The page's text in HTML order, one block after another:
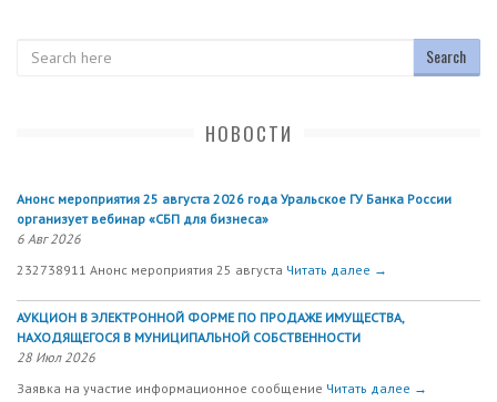
НОВОСТИ
Анонс мероприятия 25 августа 2026 года Уральское ГУ Банка России
организует вебинар «СБП для бизнеса»
6 Авг 2026
232738911 Анонс мероприятия 25 августа Читать далее →
АУКЦИОН В ЭЛЕКТРОННОЙ ФОРМЕ ПО ПРОДАЖЕ ИМУЩЕСТВА,
НАХОДЯЩЕГОСЯ В МУНИЦИПАЛЬНОЙ СОБСТВЕННОСТИ
28 Июл 2026
Заявка на участие информационное сообщение Читать далее →